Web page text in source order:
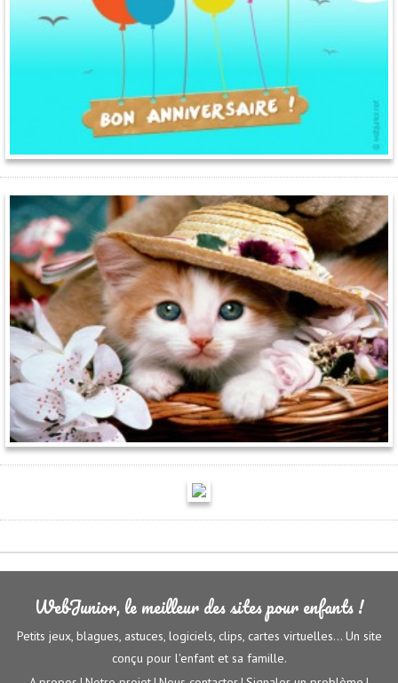
WebJunior, le meilleur des sites pour enfants !
Petits jeux, blagues, astuces, logiciels, clips, cartes virtuelles... Un site
conçu pour l'enfant et sa famille.